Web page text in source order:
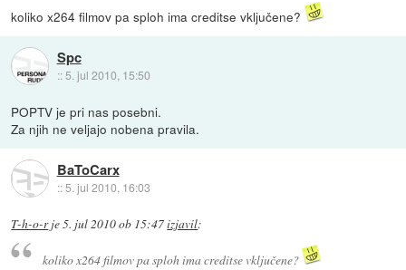
koliko x264 filmov pa sploh ima creditse vključene?
Spc
:: 5. jul 2010, 15:50
POPTV je pri nas posebni.
Za njih ne veljajo nobena pravila.
BaToCarx
::5. jul 2010, 16:03
T-h-o-rje5. jul 2010 ob 15:47izjavil:
koliko x264 filmov pa sploh ima creditse vključene?